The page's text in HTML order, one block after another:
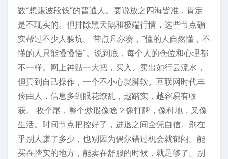
数“想赚波段钱”的普通人。要说放之四海皆准，肯定
是不现实的。但排除黑天鹅和极端行情，这些节点确
实帮过不少人躲坑。 带点凡尔赛，“懂的人自然懂，不
懂的人只能慢慢悟”。说到底，每个人的仓位和心理都
不一样。网上神贴一大把，买入、卖出如行云流水，
但真到自己操作，一个不小心就脚软。互联网时代丰
俭由人，信息多到眼花缭乱，越踏实，越容易有收
获。 收个尾，整个炒股像啥？像打牌，像种地，又像
生活。时间节点把控好了，进退之间全凭自信。别在
乎别人赚了多少，也别因为偶尔错过机会就郁闷。能
买在踏实的地方，能卖在舒服的时候，就足够了。别